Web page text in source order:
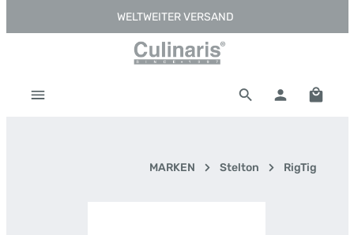
Zum Hauptinhalt springenWELTWEITER VERSAND
MARKEN Stelton RigTig